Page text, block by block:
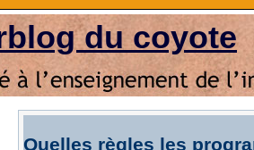
du coyote
Quelles règles les